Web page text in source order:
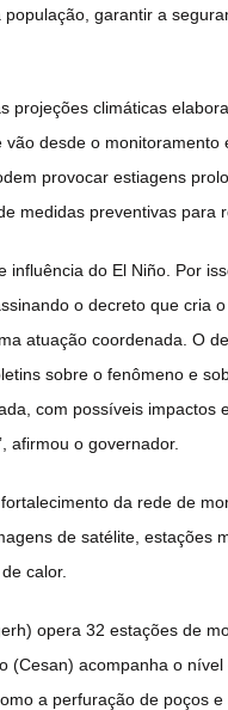
garantir a
projeções climáticas
desde o
provocar estiagens
medidas preventivas para
influência do El Niño. Por
o decreto que cria
atuação coordenada. O
sobre o fenômeno e
com possíveis
afirmou o governador.
da rede de
de satélite, estações
calor.
opera 32 estações de
(Cesan) acompanha o
a perfuração de poços